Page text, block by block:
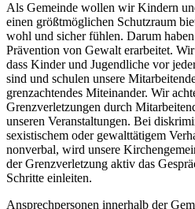
Als Gemeinde wollen wir Kindern
einen größtmöglichen Schutzraum
wohl und sicher fühlen. Darum
Prävention von Gewalt erarbeitet.
dass Kinder und Jugendliche vor
sind und schulen unsere
grenzachtendes Miteinander. Wir
Grenzverletzungen durch
unseren Veranstaltungen. Bei
sexistischem oder gewalttätigem
nonverbal, wird unsere
der Grenzverletzung aktiv das
Schritte einleiten.
Ansprechpersonen innerhalb der